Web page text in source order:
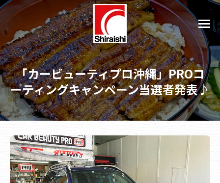
「カービューティプロ沖縄」PROコ
ーティングキャンペーン当選者発表♪